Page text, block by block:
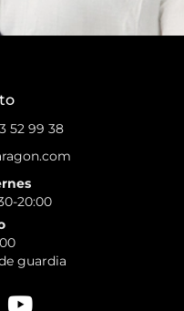
52 99 38
20:00
guardia